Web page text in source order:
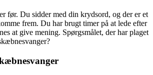
før. Du sidder med din krydsord, og der er et
frem. Du har brugt timer på at lede efter
at give mening. Spørgsmålet, der har plaget